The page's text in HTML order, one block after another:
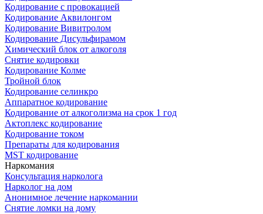
Кодирование с провокацией
Кодирование Аквилонгом
Кодирование Вивитролом
Кодирование Дисульфирамом
Химический блок от алкоголя
Снятие кодировки
Кодирование Колме
Тройной блок
Кодирование селинкро
Аппаратное кодирование
Кодирование от алкоголизма на срок 1 год
Актоплекс кодирование
Кодирование током
Препараты для кодирования
MST кодирование
Наркомания
Консультация нарколога
Нарколог на дом
Анонимное лечение наркомании
Снятие ломки на дому